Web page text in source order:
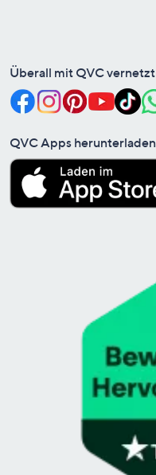
Überall mit QVC vernetzt
QVC Apps herunterladen